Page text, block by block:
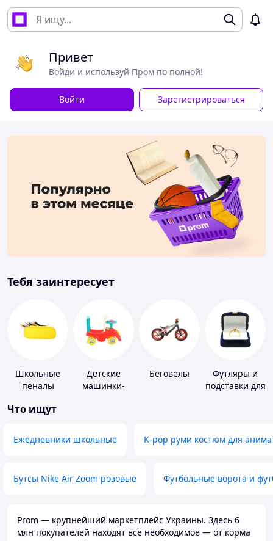
Привет
Войди и используй Пром по полной!
Войти Зарегистрироваться
Тебя заинтересует
Школьные
пеналы
Детские
машинки-
Беговелы
Футляры и
подставки для
Что ищут
Ежедневники школьные K-pop руми костюм для
Бутсы Nike Air Zoom розовые Футбольные ворота и
Prom — крупнейший маркетплейс Украины. Здесь 6
млн покупателей находят всё необходимое — от корма